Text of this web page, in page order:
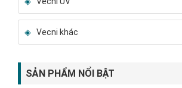
Vecni khác
SẢN PHẨM NỔI BẬT